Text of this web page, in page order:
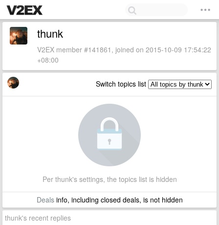
thunk
V2EX member #141861, joined on 2015-10-09 17:54:22
+08:00
Switch topics list
Per thunk's settings, the topics list is hidden
Dealsinfo, including closed deals, is not hidden
thunk's recent replies